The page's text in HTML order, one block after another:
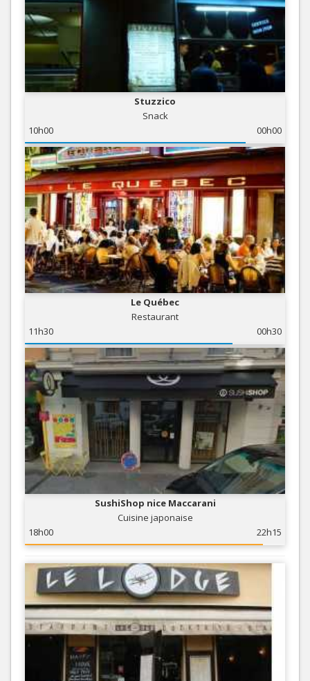
Stuzzico
Snack
10h00
00h00
Le Québec
Restaurant
11h30
00h30
SushiShop nice Maccarani
Cuisine japonaise
18h00
22h15